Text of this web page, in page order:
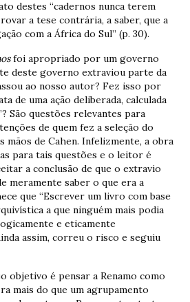
destes “cadernos nunca terem
a tese contrária, a saber, que a
com a África do Sul” (p. 30).
foi apropriado por um governo
deste governo extraviou parte da
ao nosso autor? Fez isso por
de uma ação deliberada, calculada
São questões relevantes para
de quem fez a seleção do
mãos de Cahen. Infelizmente, a obra
para tais questões e o leitor é
a conclusão de que o extravio
meramente saber o que era a
que “Escrever um livro com base
a que ninguém mais podia
e eticamente
assim, correu o risco e seguiu
objetivo é pensar a Renamo como
mais do que um agrupamento